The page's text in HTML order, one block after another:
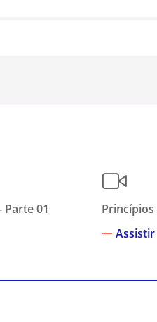
01
Princípios
Assistir